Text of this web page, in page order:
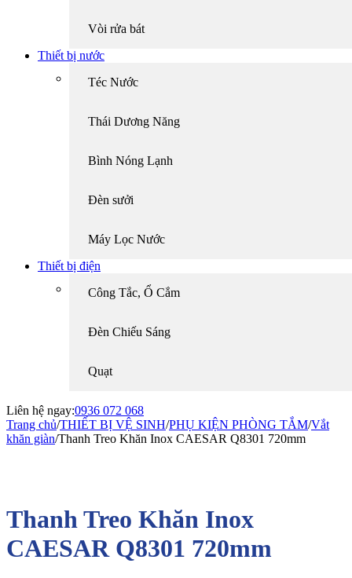
Vòi rửa bát
Thiết bị nước
Téc Nước
Thái Dương Năng
Bình Nóng Lạnh
Đèn sưởi
Máy Lọc Nước
Thiết bị điện
Công Tắc, Ổ Cắm
Đèn Chiếu Sáng
Quạt
Liên hệ ngay:0936 072 068
Trang chủ/THIẾT BỊ VỆ SINH/PHỤ KIỆN PHÒNG TẮM/Vắt
khăn giàn/Thanh Treo Khăn Inox CAESAR Q8301 720mm
Thanh Treo Khăn Inox
CAESAR Q8301 720mm